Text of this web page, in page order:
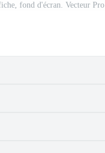
fond d'écran. Vecteur Pro